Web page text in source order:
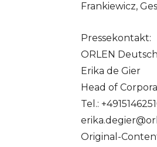
Frankiewicz,
Pressekontakt:
ORLEN
Erika de Gier
Head of
Tel.:
Original-